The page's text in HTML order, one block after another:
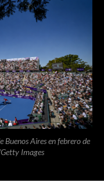
Buenos Aires en febrero de
Images